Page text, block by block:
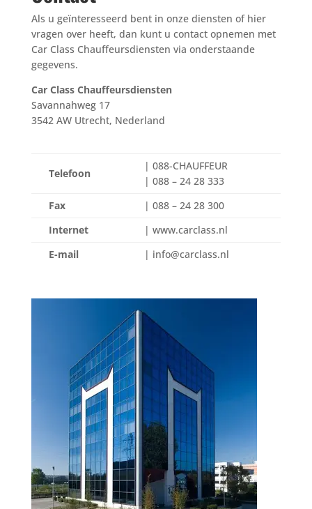
Als u geïnteresseerd bent in onze diensten of hier
vragen over heeft, dan kunt u contact opnemen met
Car Class Chauffeursdiensten via onderstaande
gegevens.
Car Class Chauffeursdiensten
Savannahweg 17
3542 AW Utrecht, Nederland
Telefoon
| 088-CHAUFFEUR
| 088 – 24 28 333
Fax
| 088 – 24 28 300
Internet
| www.carclass.nl
E-mail
| info@carclass.nl